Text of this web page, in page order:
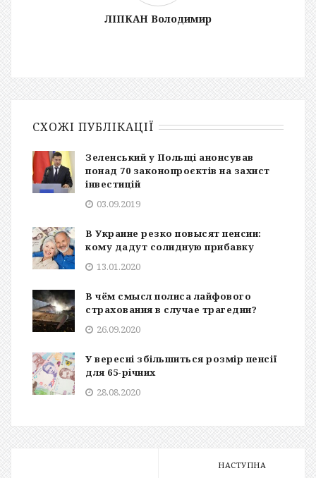
ЛІПКАН Володимир
СХОЖІ ПУБЛІКАЦІЇ
Зеленський у Польщі анонсував
понад 70 законопроєктів на захист
інвестицій
03.09.2019
В Украине резко повысят пенсии:
кому дадут солидную прибавку
13.01.2020
В чём смысл полиса лайфового
страхования в случае трагедии?
26.09.2020
У вересні збільшиться розмір пенсії
для 65-річних
28.08.2020
НАСТУПНА